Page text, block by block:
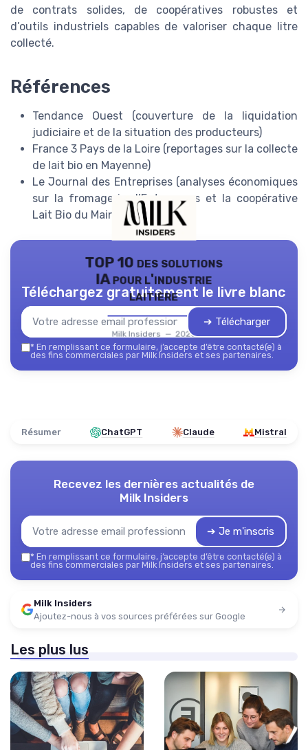
de contrats solides, de coopératives robustes et
d’outils industriels capables de valoriser chaque litre
collecté.
Références
Tendance Ouest (couverture de la liquidation
judiciaire et de la situation des producteurs)
France 3 Pays de la Loire (reportages sur la collecte
de lait bio en Mayenne)
Le Journal des Entreprises (analyses économiques
sur la fromagerie d’Entrammes et la coopérative
Lait Bio du Maine)
TOP 10 des solutions
IA pour l'industrie
laitière
Milk Insiders — 2026
Téléchargez gratuitement le livre blanc
➔ Télécharger
* En remplissant ce formulaire, j’accepte d’être contacté(e) à
des fins commerciales par Milk Insiders et ses partenaires.
Résumer ChatGPT Claude Mistral
Recevez les dernières actualités de
Milk Insiders
➔ Je m'inscris
* En remplissant ce formulaire, j’accepte d’être contacté(e) à
des fins commerciales par Milk Insiders et ses partenaires.
Milk Insiders
Ajoutez-nous à vos sources préférées sur Google
Les plus lus